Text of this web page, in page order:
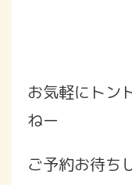
お気軽にトン
ねー
ご予約お待ち